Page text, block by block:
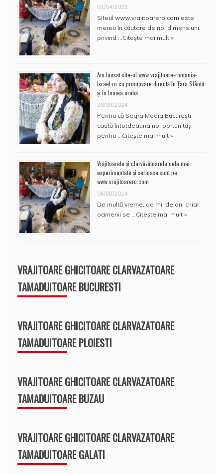
01/04/2025
Siteul www.vrajitoarero.com este
mereu în căutare de noi dimensiuni
privind …Citește mai mult »
Am lansat site-ul www.vrajitoare-romania-
Israel.ro cu promovare directă în Țara Sfântă
și în lumea arabă
20/09/2024
Pentru că Segra Media București
caută întotdeauna noi oprtunități
pentru …Citește mai mult »
Vrăjitoarele și clarvăzătoarele cele mai
experimentate și serioase sunt pe
www.vrajitoarero.com
05/08/2024
De multă vreme, de mii de ani chiar,
oamenii se …Citește mai mult »
VRAJITOARE GHICITOARE CLARVAZATOARE
TAMADUITOARE BUCURESTI
VRAJITOARE GHICITOARE CLARVAZATOARE
TAMADUITOARE PLOIESTI
VRAJITOARE GHICITOARE CLARVAZATOARE
TAMADUITOARE BUZAU
VRAJITOARE GHICITOARE CLARVAZATOARE
TAMADUITOARE GALATI